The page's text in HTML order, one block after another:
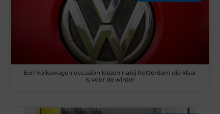
Een Volkswagen occasion kiezen nabij Rotterdam die klaar
is voor de winter